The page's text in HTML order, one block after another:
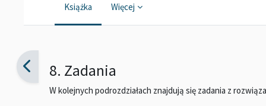
Książka Więcej
8. Zadania
W kolejnych podrozdziałach znajdują się zadania z